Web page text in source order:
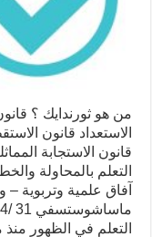
من هو ثورندايك ؟
الاستعداد قانون
قانون الاستجابة
التعلم بالمحاولة
آفاق علمية وتربوية –
التعلم في الظهور